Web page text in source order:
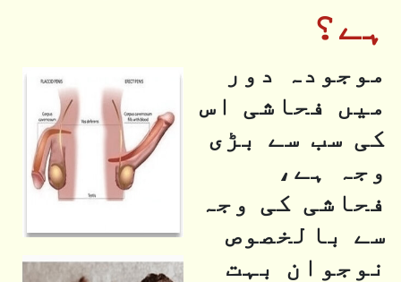
ہے؟
موجودہ دور
میں فحاشی اس
کی سب سے بڑی
وجہ ہے،
فحاشی کی وجہ
سے بالخصوص
نوجوان بہت